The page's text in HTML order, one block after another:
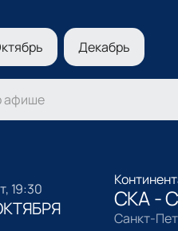
Декабрь
чт, 19:30 СКА -
Санкт-